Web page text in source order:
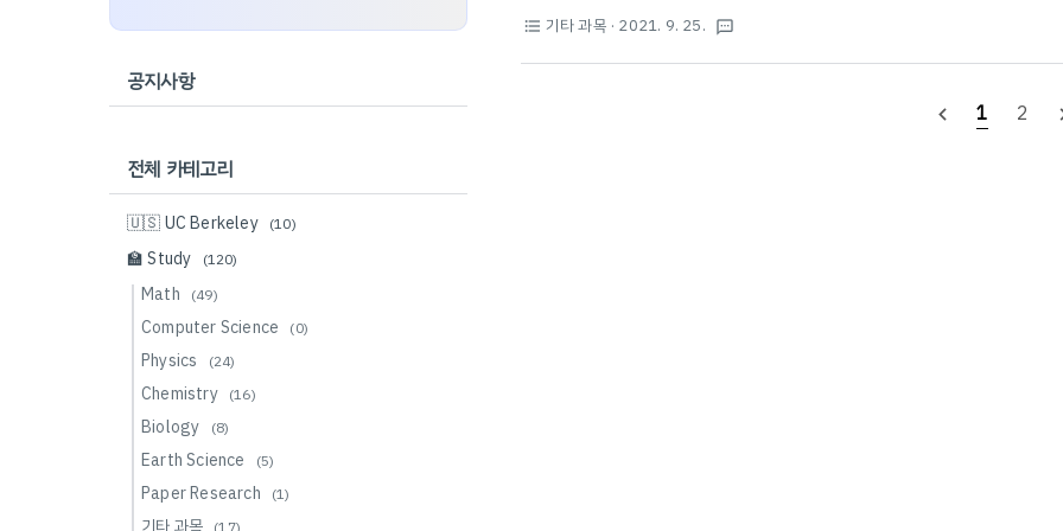
지역을 떠나 다른 지역으로 옮겨가는 것 합계 출산율 · 한 여성이 평생 낳을
지가 가능 생산 가능 인구 15세부터 64세까지 나이의 사람 인구 부양력 한
는 능력 성비 여성 100명당 남성의 수 고령화 사회 65세 이상 인구의 비율
format_list_bulleted 기타 과목 · 2021. 9. 25. textsms
navigate_before 1 2
공지사항
전체 카테고리
🇺🇸 UC Berkeley (10)
🏫 Study (120)
Math (49)
Computer Science (0)
Physics (24)
Chemistry (16)
Biology (8)
Earth Science (5)
Paper Research (1)